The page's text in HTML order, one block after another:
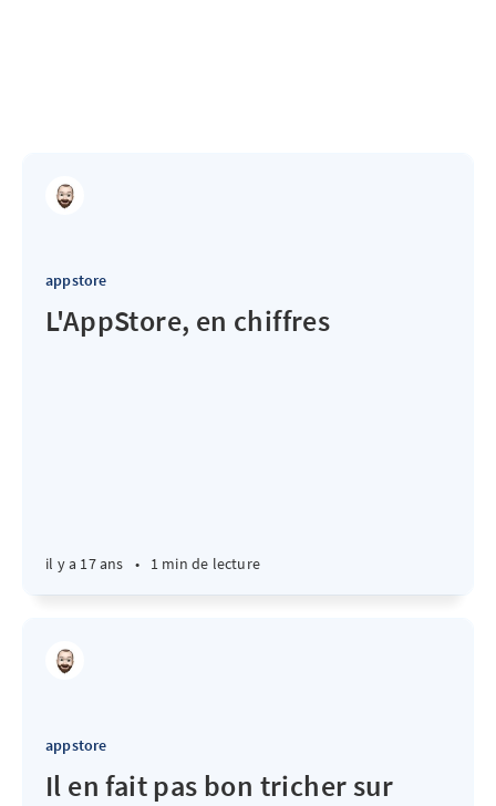
appstore
L'AppStore, en chiffres
il y a 17 ans • 1 min de lecture
appstore
Il en fait pas bon tricher sur